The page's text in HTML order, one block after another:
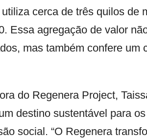
cerca de três quilos de
Essa agregação de valor
mas também confere um
do Regenera Project,
destino sustentável para
social. “O Regenera